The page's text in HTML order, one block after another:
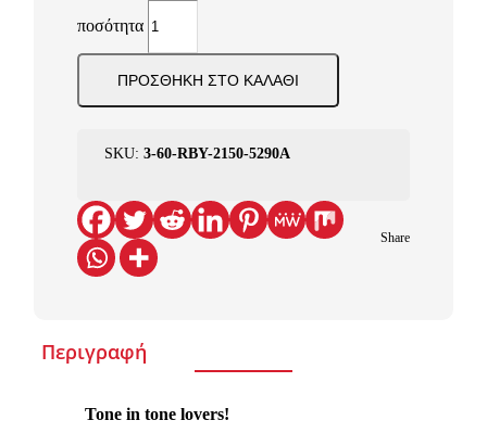
ποσότητα
ΠΡΟΣΘΉΚΗ ΣΤΟ ΚΑΛΆΘΙ
SKU: 3-60-RBY-2150-5290A
Share
Περιγραφή
Tone in tone lovers!